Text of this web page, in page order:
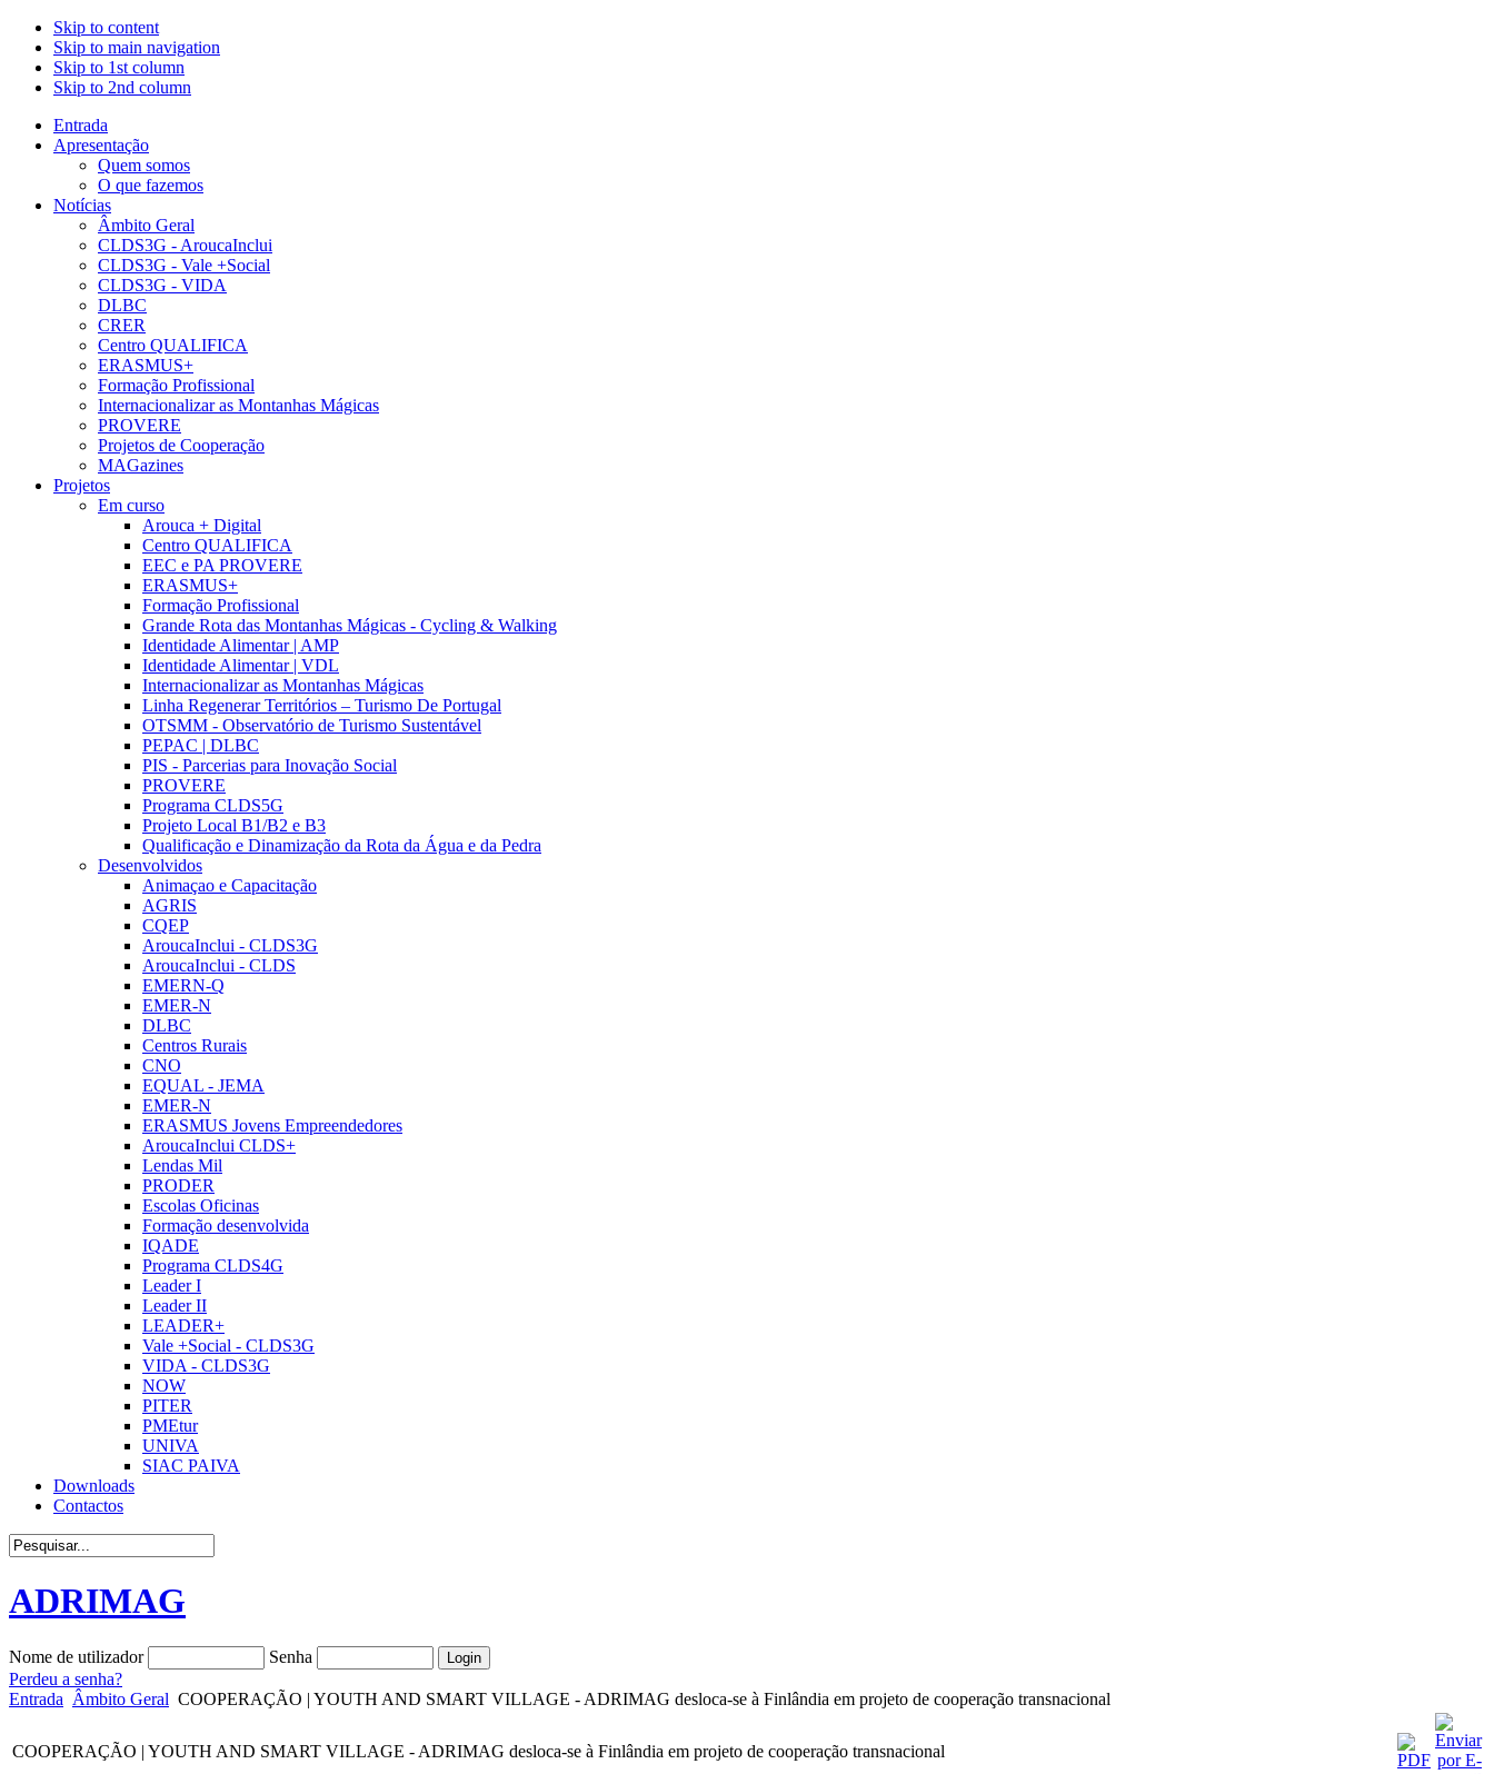
Skip to content
Skip to main navigation
Skip to 1st column
Skip to 2nd column
Entrada
Apresentação
Quem somos
O que fazemos
Notícias
Âmbito Geral
CLDS3G - AroucaInclui
CLDS3G - Vale +Social
CLDS3G - VIDA
DLBC
CRER
Centro QUALIFICA
ERASMUS+
Formação Profissional
Internacionalizar as Montanhas Mágicas
PROVERE
Projetos de Cooperação
MAGazines
Projetos
Em curso
Arouca + Digital
Centro QUALIFICA
EEC e PA PROVERE
ERASMUS+
Formação Profissional
Grande Rota das Montanhas Mágicas - Cycling & Walking
Identidade Alimentar | AMP
Identidade Alimentar | VDL
Internacionalizar as Montanhas Mágicas
Linha Regenerar Territórios – Turismo De Portugal
OTSMM - Observatório de Turismo Sustentável
PEPAC | DLBC
PIS - Parcerias para Inovação Social
PROVERE
Programa CLDS5G
Projeto Local B1/B2 e B3
Qualificação e Dinamização da Rota da Água e da Pedra
Desenvolvidos
Animaçao e Capacitação
AGRIS
CQEP
AroucaInclui - CLDS3G
AroucaInclui - CLDS
EMERN-Q
EMER-N
DLBC
Centros Rurais
CNO
EQUAL - JEMA
EMER-N
ERASMUS Jovens Empreendedores
AroucaInclui CLDS+
Lendas Mil
PRODER
Escolas Oficinas
Formação desenvolvida
IQADE
Programa CLDS4G
Leader I
Leader II
LEADER+
Vale +Social - CLDS3G
VIDA - CLDS3G
NOW
PITER
PMEtur
UNIVA
SIAC PAIVA
Downloads
Contactos
ADRIMAG
Nome de utilizador
Senha
Perdeu a senha?
Entrada Âmbito Geral COOPERAÇÃO | YOUTH AND SMART VILLAGE - ADRIMAG desloca-se à Finlândia em projeto de cooperação transnacional
COOPERAÇÃO | YOUTH AND SMART VILLAGE - ADRIMAG desloca-se à Finlândia em projeto de cooperação transnacional